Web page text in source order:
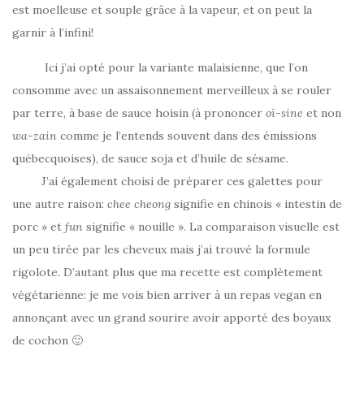
est moelleuse et souple grâce à la vapeur, et on peut la
garnir à l’infini!
Ici j’ai opté pour la variante malaisienne, que l’on
consomme avec un assaisonnement merveilleux à se rouler
par terre, à base de sauce hoisin (à prononcer oï-sine et non
wa-zain comme je l’entends souvent dans des émissions
québecquoises), de sauce soja et d’huile de sésame.
J’ai également choisi de préparer ces galettes pour
une autre raison: chee cheong signifie en chinois « intestin de
porc » et fun signifie « nouille ». La comparaison visuelle est
un peu tirée par les cheveux mais j’ai trouvé la formule
rigolote. D’autant plus que ma recette est complètement
végétarienne: je me vois bien arriver à un repas vegan en
annonçant avec un grand sourire avoir apporté des boyaux
de cochon 🙂